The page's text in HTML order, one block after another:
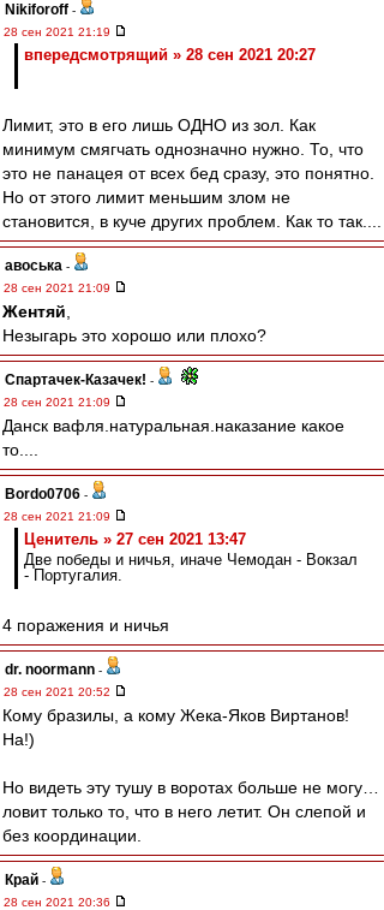
Nikiforoff -
28 сен 2021 21:19
впередсмотрящий » 28 сен 2021 20:27
Лимит, это в его лишь ОДНО из зол. Как
минимум смягчать однозначно нужно. То, что
это не панацея от всех бед сразу, это понятно.
Но от этого лимит меньшим злом не
становится, в куче других проблем. Как то так....
авоська -
28 сен 2021 21:09
Жентяй
Незыгарь это хорошо или плохо?
Спартачек-Казачек! -
28 сен 2021 21:09
Данск вафля.натуральная.наказание какое
то....
Bordo0706 -
28 сен 2021 21:09
Ценитель » 27 сен 2021 13:47
Две победы и ничья, иначе Чемодан - Вокзал
- Португалия.
4 поражения и ничья
dr. noormann -
28 сен 2021 20:52
Кому бразилы, а кому Жека-Яков Виртанов!
На!)
Но видеть эту тушу в воротах больше не могу…
ловит только то, что в него летит. Он слепой и
без координации.
Край -
28 сен 2021 20:36